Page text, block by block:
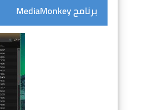
برنامج MediaMonkey